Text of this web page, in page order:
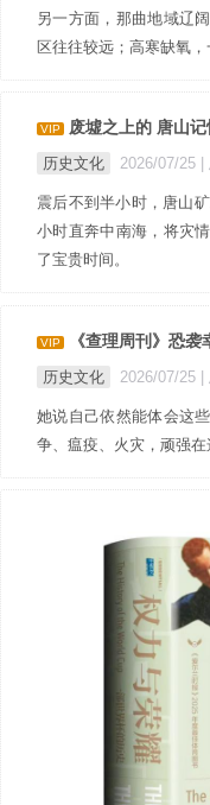
另一方面，那曲地域辽
区往往较远；高寒缺氧
VIP 废墟之上的 唐山记
历史文化 2026/07/25 |
震后不到半小时，唐山
小时直奔中南海，将灾
了宝贵时间。
VIP 《查理周刊》恐
历史文化 2026/07/25 |
她说自己依然能体会这
争、瘟疫、火灾，顽强在